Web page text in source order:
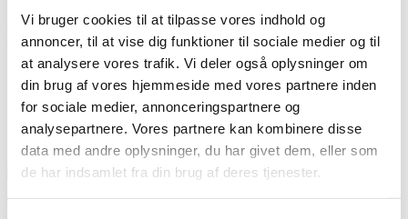
Vi bruger cookies til at tilpasse vores indhold og
annoncer, til at vise dig funktioner til sociale medier og til
at analysere vores trafik. Vi deler også oplysninger om
din brug af vores hjemmeside med vores partnere inden
for sociale medier, annonceringspartnere og
analysepartnere. Vores partnere kan kombinere disse
data med andre oplysninger, du har givet dem, eller som
de har indsamlet fra din brug af deres tjenester.
knivstikker1
FADB
Hvem vil buejægerne det godt?
knivstikker1
Træk og slip